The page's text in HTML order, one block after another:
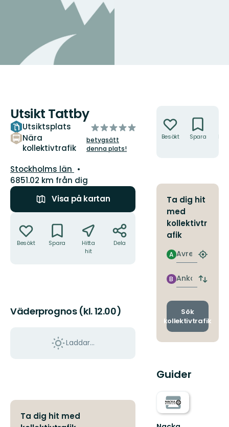
Utsikt Tattby
Utsiktsplats
Nära
kollektivtrafik
av
5
stjärnor
betygsätt
denna plats!
Län:
Stockholms län
6851.02 km från dig
Visa på kartan
Besökt Spara
Hitta
hit
Dela
Väderprognos (kl. 12.00)
Laddar...
Ta dig hit med
Besökt Spara
Ta dig hit
med
kollektivtr
afik
Avresa
A
Hitta
Ankomst
B
Byt
och
Sök
kollektivtrafik
Guider